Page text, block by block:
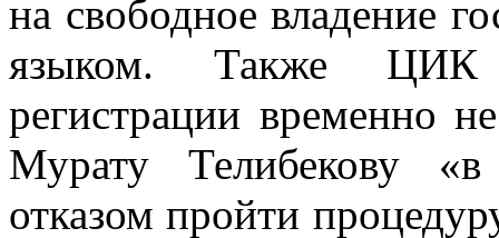
на свободное владение
языком. Также ЦИК
регистрации временно
Мурату Телибекову
отказом пройти